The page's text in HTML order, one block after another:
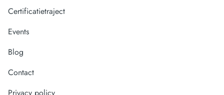
Certificatietraject
Events
Blog
Contact